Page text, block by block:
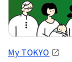
My TOKYO